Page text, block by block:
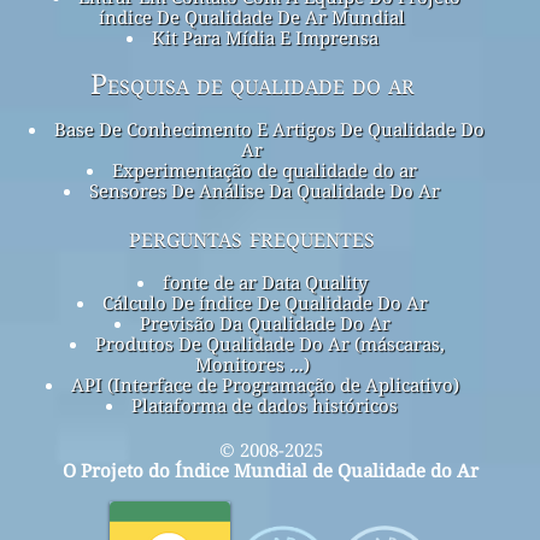
índice De Qualidade De Ar Mundial
Kit Para Mídia E Imprensa
Pesquisa de qualidade do ar
Base De Conhecimento E Artigos De Qualidade Do
Ar
Experimentação de qualidade do ar
Sensores De Análise Da Qualidade Do Ar
perguntas frequentes
fonte de ar Data Quality
Cálculo De índice De Qualidade Do Ar
Previsão Da Qualidade Do Ar
Produtos De Qualidade Do Ar (máscaras,
Monitores ...)
API (Interface de Programação de Aplicativo)
Plataforma de dados históricos
© 2008-2025
O Projeto do Índice Mundial de Qualidade do Ar